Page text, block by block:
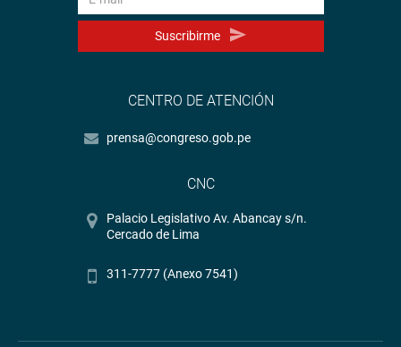
Suscribirme
CENTRO DE ATENCIÓN
prensa@congreso.gob.pe
CNC
Palacio Legislativo Av. Abancay s/n.
Cercado de Lima
311-7777 (Anexo 7541)